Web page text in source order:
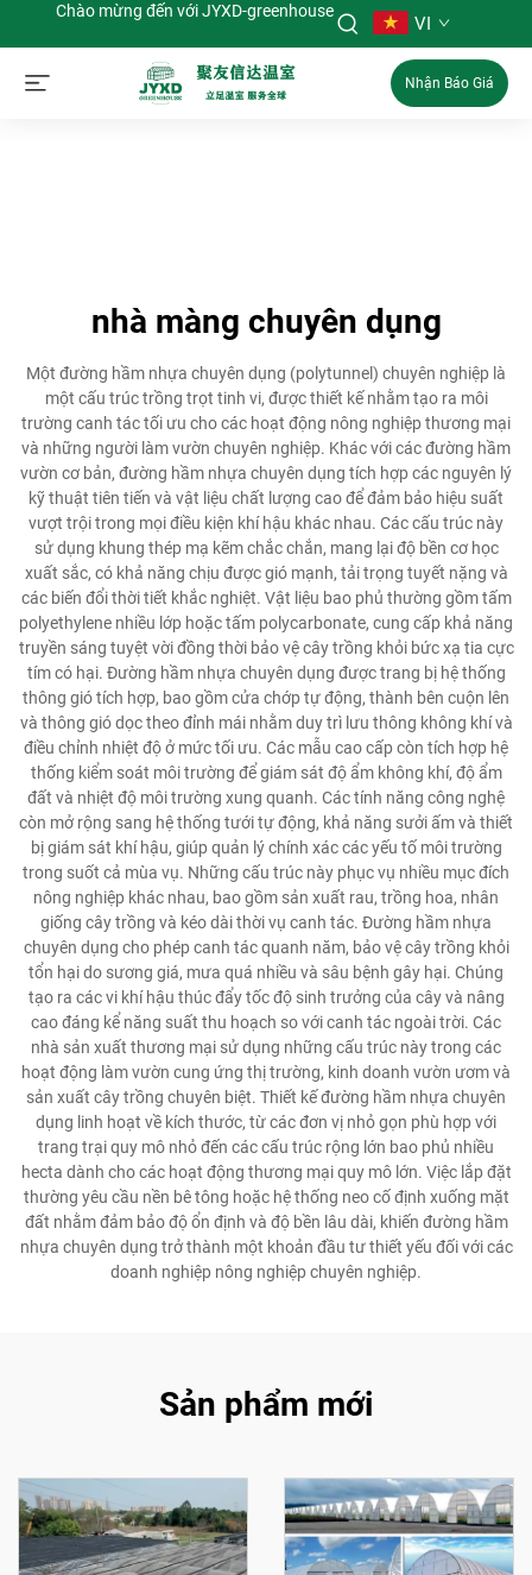
Chào mừng đến với JYXD-greenhouse
VI
Nhận Báo Giá
nhà màng chuyên dụng
Một đường hầm nhựa chuyên dụng (polytunnel) chuyên nghiệp là
một cấu trúc trồng trọt tinh vi, được thiết kế nhằm tạo ra môi
trường canh tác tối ưu cho các hoạt động nông nghiệp thương mại
và những người làm vườn chuyên nghiệp. Khác với các đường hầm
vườn cơ bản, đường hầm nhựa chuyên dụng tích hợp các nguyên lý
kỹ thuật tiên tiến và vật liệu chất lượng cao để đảm bảo hiệu suất
vượt trội trong mọi điều kiện khí hậu khác nhau. Các cấu trúc này
sử dụng khung thép mạ kẽm chắc chắn, mang lại độ bền cơ học
xuất sắc, có khả năng chịu được gió mạnh, tải trọng tuyết nặng và
các biến đổi thời tiết khắc nghiệt. Vật liệu bao phủ thường gồm tấm
polyethylene nhiều lớp hoặc tấm polycarbonate, cung cấp khả năng
truyền sáng tuyệt vời đồng thời bảo vệ cây trồng khỏi bức xạ tia cực
tím có hại. Đường hầm nhựa chuyên dụng được trang bị hệ thống
thông gió tích hợp, bao gồm cửa chớp tự động, thành bên cuộn lên
và thông gió dọc theo đỉnh mái nhằm duy trì lưu thông không khí và
điều chỉnh nhiệt độ ở mức tối ưu. Các mẫu cao cấp còn tích hợp hệ
thống kiểm soát môi trường để giám sát độ ẩm không khí, độ ẩm
đất và nhiệt độ môi trường xung quanh. Các tính năng công nghệ
còn mở rộng sang hệ thống tưới tự động, khả năng sưởi ấm và thiết
bị giám sát khí hậu, giúp quản lý chính xác các yếu tố môi trường
trong suốt cả mùa vụ. Những cấu trúc này phục vụ nhiều mục đích
nông nghiệp khác nhau, bao gồm sản xuất rau, trồng hoa, nhân
giống cây trồng và kéo dài thời vụ canh tác. Đường hầm nhựa
chuyên dụng cho phép canh tác quanh năm, bảo vệ cây trồng khỏi
tổn hại do sương giá, mưa quá nhiều và sâu bệnh gây hại. Chúng
tạo ra các vi khí hậu thúc đẩy tốc độ sinh trưởng của cây và nâng
cao đáng kể năng suất thu hoạch so với canh tác ngoài trời. Các
nhà sản xuất thương mại sử dụng những cấu trúc này trong các
hoạt động làm vườn cung ứng thị trường, kinh doanh vườn ươm và
sản xuất cây trồng chuyên biệt. Thiết kế đường hầm nhựa chuyên
dụng linh hoạt về kích thước, từ các đơn vị nhỏ gọn phù hợp với
trang trại quy mô nhỏ đến các cấu trúc rộng lớn bao phủ nhiều
hecta dành cho các hoạt động thương mại quy mô lớn. Việc lắp đặt
thường yêu cầu nền bê tông hoặc hệ thống neo cố định xuống mặt
đất nhằm đảm bảo độ ổn định và độ bền lâu dài, khiến đường hầm
nhựa chuyên dụng trở thành một khoản đầu tư thiết yếu đối với các
doanh nghiệp nông nghiệp chuyên nghiệp.
Sản phẩm mới